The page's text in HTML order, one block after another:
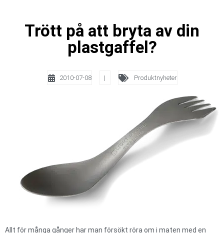
Trött på att bryta av din
plastgaffel?
2010-07-08 | Produktnyheter
Allt för många gånger har man försökt röra om i maten med en